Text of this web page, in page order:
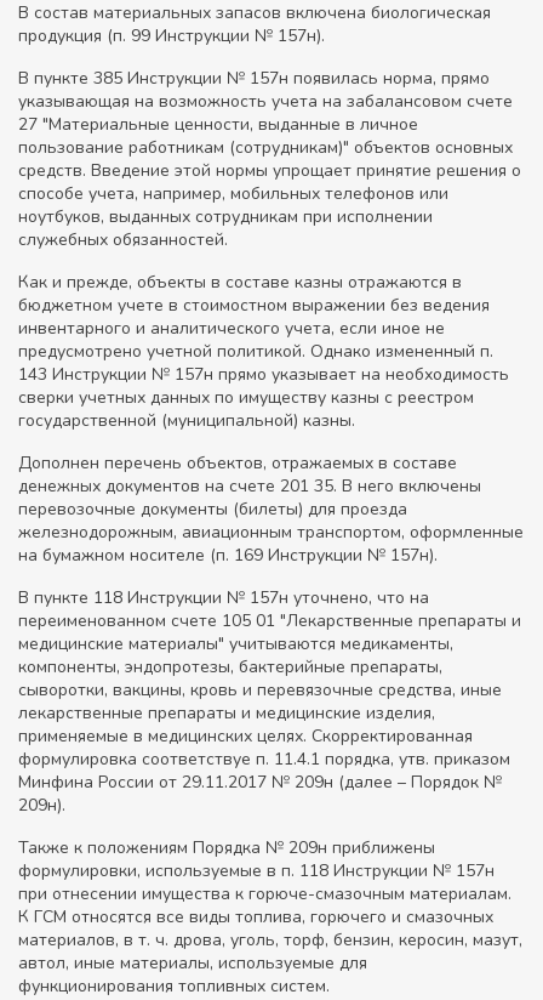
В состав материальных запасов включена биологическая
продукция (п. 99 Инструкции № 157н).
В пункте 385 Инструкции № 157н появилась норма, прямо
указывающая на возможность учета на забалансовом счете
27 "Материальные ценности, выданные в личное
пользование работникам (сотрудникам)" объектов основных
средств. Введение этой нормы упрощает принятие решения о
способе учета, например, мобильных телефонов или
ноутбуков, выданных сотрудникам при исполнении
служебных обязанностей.
Как и прежде, объекты в составе казны отражаются в
бюджетном учете в стоимостном выражении без ведения
инвентарного и аналитического учета, если иное не
предусмотрено учетной политикой. Однако измененный п.
143 Инструкции № 157н прямо указывает на необходимость
сверки учетных данных по имуществу казны с реестром
государственной (муниципальной) казны.
Дополнен перечень объектов, отражаемых в составе
денежных документов на счете 201 35. В него включены
перевозочные документы (билеты) для проезда
железнодорожным, авиационным транспортом, оформленные
на бумажном носителе (п. 169 Инструкции № 157н).
В пункте 118 Инструкции № 157н уточнено, что на
переименованном счете 105 01 "Лекарственные препараты и
медицинские материалы" учитываются медикаменты,
компоненты, эндопротезы, бактерийные препараты,
сыворотки, вакцины, кровь и перевязочные средства, иные
лекарственные препараты и медицинские изделия,
применяемые в медицинских целях. Скорректированная
формулировка соответствуе п. 11.4.1 порядка, утв. приказом
Минфина России от 29.11.2017 № 209н (далее – Порядок №
209н).
Также к положениям Порядка № 209н приближены
формулировки, используемые в п. 118 Инструкции № 157н
при отнесении имущества к горюче-смазочным материалам.
К ГСМ относятся все виды топлива, горючего и смазочных
материалов, в т. ч. дрова, уголь, торф, бензин, керосин, мазут,
автол, иные материалы, используемые для
функционирования топливных систем.